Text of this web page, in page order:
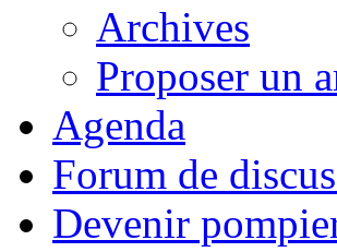
Archives
Proposer un
Agenda
Forum de
Devenir